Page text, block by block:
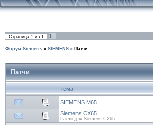
Страница 1 из 1 1
Форум Siemens » SIEMENS » Патчи
Патчи
Тема
SIEMENS M65
Siemens CX65
Патчи для Siemens CX65